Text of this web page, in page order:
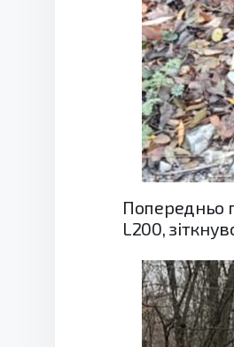
Попередньо
L200,